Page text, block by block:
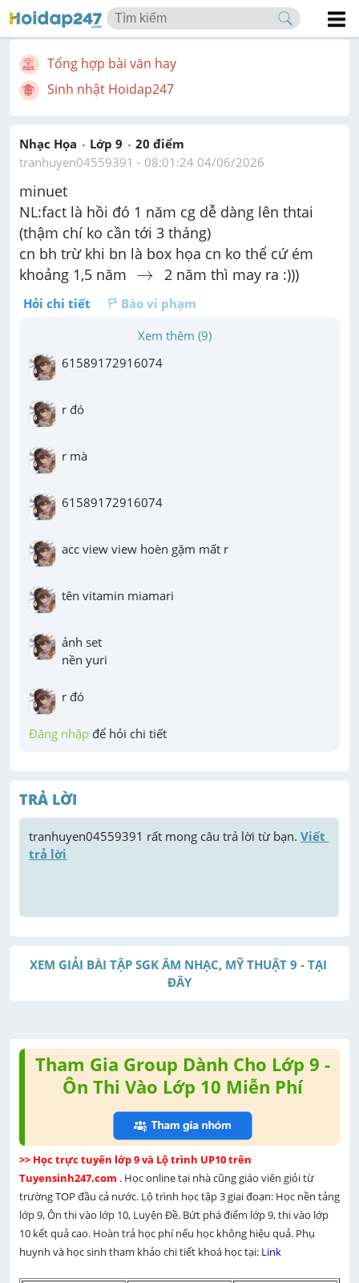
Tổng hợp bài văn hay
Sinh nhật Hoidap247
Nhạc Họa Lớp 9 20 điểm
tranhuyen04559391 - 08:01:24 04/06/2026
minuet
NL:fact là hồi đó 1 năm cg dễ dàng lên thtai
(thậm chí ko cần tới 3 tháng)
cn bh trừ khi bn là box họa cn ko thể cứ ém
khoảng 1,5 năm →
→ 2 năm thì may ra :)))
Hỏi chi tiết
Báo vi phạm
Xem thêm (9)
61589172916074
r đó
r mà
61589172916074
acc view view hoèn gặm mất r
tên vitamin miamari
ảnh set
nền yuri
r đó
Đăng nhập để hỏi chi tiết
TRẢ LỜI
tranhuyen04559391 rất mong câu trả lời từ bạn. Viết
trả lời
XEM GIẢI BÀI TẬP SGK ÂM NHẠC, MỸ THUẬT 9 - TẠI
ĐÂY
Tham Gia Group Dành Cho Lớp 9 -
Ôn Thi Vào Lớp 10 Miễn Phí
>> Học trực tuyến lớp 9 và Lộ trình UP10 trên
Tuyensinh247.com . Học online tại nhà cũng giáo viên giỏi từ
trường TOP đầu cả nước. Lộ trình học tập 3 giai đoạn: Học nền tảng
lớp 9, Ôn thi vào lớp 10, Luyện Đề. Bứt phá điểm lớp 9, thi vào lớp
10 kết quả cao. Hoàn trả học phí nếu học không hiệu quả. Phụ
huynh và học sinh tham khảo chi tiết khoá học tại: Link